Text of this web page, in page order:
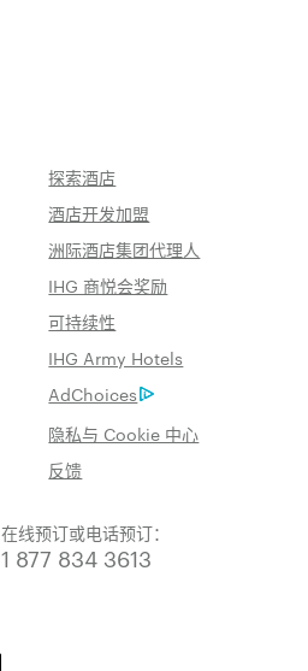
探索酒店
酒店开发加盟
洲际酒店集团代理人
IHG 商悦会奖励
可持续性
IHG Army Hotels
AdChoices
隐私与 Cookie 中心
反馈
在线预订或电话预订：
1 877 834 3613